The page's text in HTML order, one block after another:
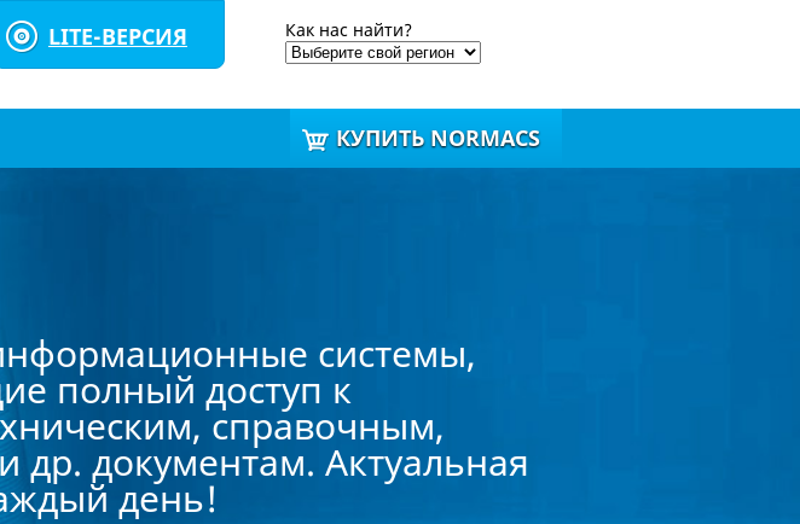
LITE-ВЕРСИЯ Как нас найти?
КУПИТЬ NORMACS
системы,
полный доступ к
справочным,
др. документам. Актуальная
день!